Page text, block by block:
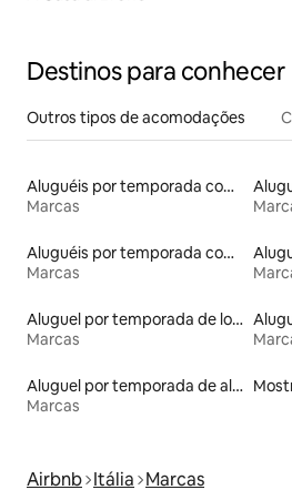
Destinos para conhecer
Outros tipos de acomodações
Aluguéis por temporada com sauna
Marcas
Aluguéis por temporada com suítes privativas
Marcas
Aluguel por temporada de lofts
Marcas
Aluguel por temporada de alojamentos ecológicos
Marcas
Airbnb Itália Marcas